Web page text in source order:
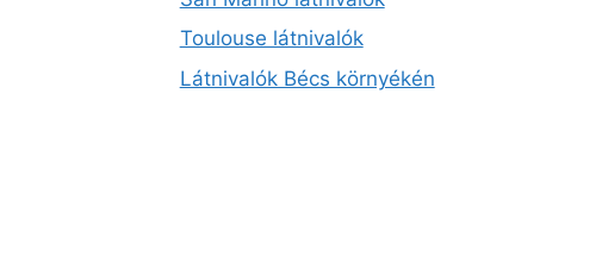
Toulouse látnivalók
Látnivalók Bécs környékén